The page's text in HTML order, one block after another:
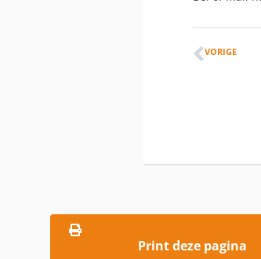
VORIGE
Print deze pagina